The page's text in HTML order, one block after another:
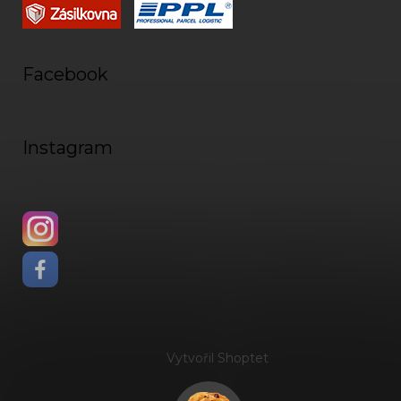
Facebook
Instagram
Vytvořil Shoptet